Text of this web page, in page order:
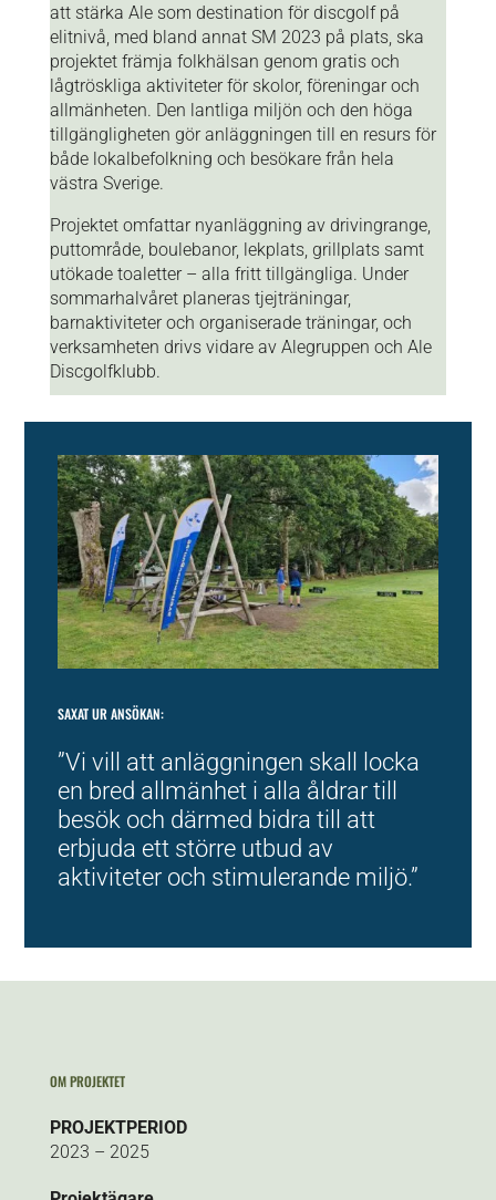
att stärka Ale som destination för discgolf på
elitnivå, med bland annat SM 2023 på plats, ska
projektet främja folkhälsan genom gratis och
lågtröskliga aktiviteter för skolor, föreningar och
allmänheten. Den lantliga miljön och den höga
tillgängligheten gör anläggningen till en resurs för
både lokalbefolkning och besökare från hela
västra Sverige.
Projektet omfattar nyanläggning av drivingrange,
puttområde, boulebanor, lekplats, grillplats samt
utökade toaletter – alla fritt tillgängliga. Under
sommarhalvåret planeras tjejträningar,
barnaktiviteter och organiserade träningar, och
verksamheten drivs vidare av Alegruppen och Ale
Discgolfklubb.
SAXAT UR ANSÖKAN:
”Vi vill att anläggningen skall locka
en bred allmänhet i alla åldrar till
besök och därmed bidra till att
erbjuda ett större utbud av
aktiviteter och stimulerande miljö.”
OM PROJEKTET
PROJEKTPERIOD
2023 – 2025